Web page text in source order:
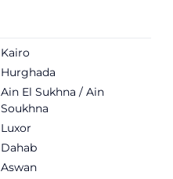
Kairo
Hurghada
Ain El Sukhna / Ain
Soukhna
Luxor
Dahab
Aswan